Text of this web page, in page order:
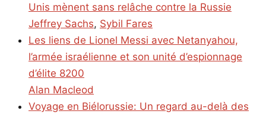
Unis mènent sans relâche contre la Russie
Jeffrey Sachs, Sybil Fares
Les liens de Lionel Messi avec Netanyahou,
l’armée israélienne et son unité d’espionnage
d’élite 8200
Alan Macleod
Voyage en Biélorussie: Un regard au-delà des